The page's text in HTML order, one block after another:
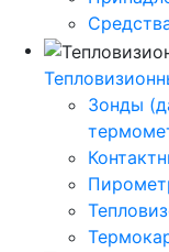
Зонды